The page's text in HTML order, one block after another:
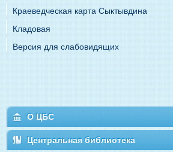
Краеведческая карта Сыктывдина
Кладовая
Версия для слабовидящих
О ЦБС
Центральная библиотека